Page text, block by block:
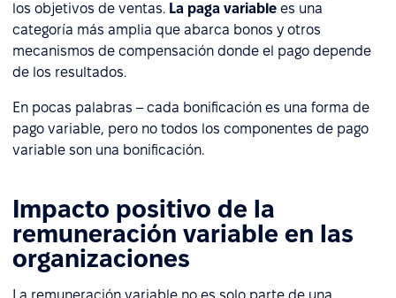
los objetivos de ventas. La paga variable es una
categoría más amplia que abarca bonos y otros
mecanismos de compensación donde el pago depende
de los resultados.
En pocas palabras – cada bonificación es una forma de
pago variable, pero no todos los componentes de pago
variable son una bonificación.
Impacto positivo de la
remuneración variable en las
organizaciones
La remuneración variable no es solo parte de una